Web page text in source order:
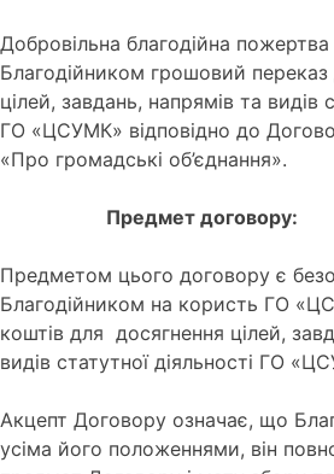
Добровільна благодійна пожертва
Благодійником грошовий переказ
цілей, завдань, напрямів та видів
ГО «ЦСУМК» відповідно до
«Про громадські об’єднання».
Предмет договору:
Предметом цього договору є
Благодійником на користь ГО
коштів для досягнення цілей,
видів статутної діяльності ГО
Акцепт Договору означає, що
усіма його положеннями, він